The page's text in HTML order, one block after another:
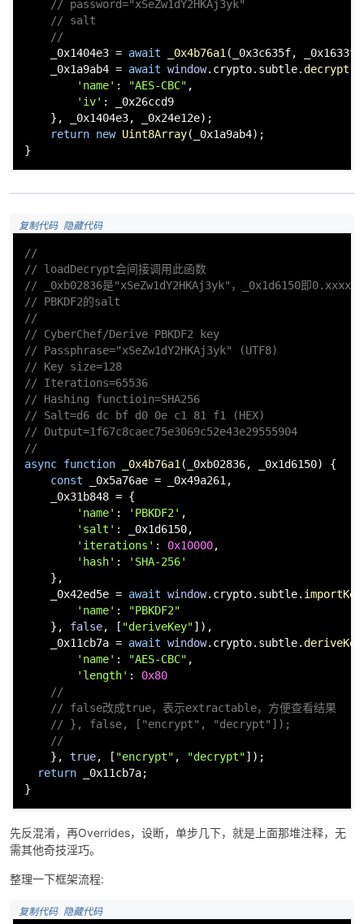
// password="xSeZw1dY2HKAj3yk"
// salt
//
_0x1404e3 = await _0x4b76a1 (_0x3c635f,
_0x1a9ab4 = await window. crypto. subtle.decrypt
'name' : "AES-CBC" ,
'iv' : _0x26ccd9
}, _0x1404e3, _0x24e12e);
return new Uint8Array(_0x1a9ab4);
}
复制代码 隐藏代码
//
// loadDecrypt会间接调用此函数
// _0xb02836是"xSeZw1dY2HKAj3yk"，_0x1d6150即0.xxxx前
// PBKDF2的salt
//
// CyberChef/Derive PBKDF2 key
// Passphrase="xSeZw1dY2HKAj3yk" (UTF8)
// Key size=128
// Iterations=65536
// Hashing functioin=SHA256
// Salt=d6 dc bf d0 0e c1 81 f1 (HEX)
// Output=1f67c8caec75e3069c52e43e29555904
//
async function _0x4b76a1( _0xb02836, _0x1d6150) {
const _0x5a76ae = _0x49a261,
_0x31b848 = {
'name' : 'PBKDF2' ,
'salt' : _0x1d6150,
'iterations' : 0x10000,
'hash' :
'SHA-256'
},
_0x42ed5e = await window. crypto. subtle. importKey
'name' :
"PBKDF2"
}, false, [ "deriveKey"]),
_0x11cb7a = await window. crypto. subtle.deriveKey
'name' : "AES-CBC" ,
'length' : 0x80
//
// false改成true，表示extractable，方便查看结果
// }, false, ["encrypt", "decrypt"]);
//
}, true, [ "encrypt" , "decrypt"]);
return _0x11cb7a;
}
先反混淆，再Overrides，设断，单步几下，就是上面那堆注释，无
需其他奇技淫巧。
整理一下框架流程:
复制代码 隐藏代码